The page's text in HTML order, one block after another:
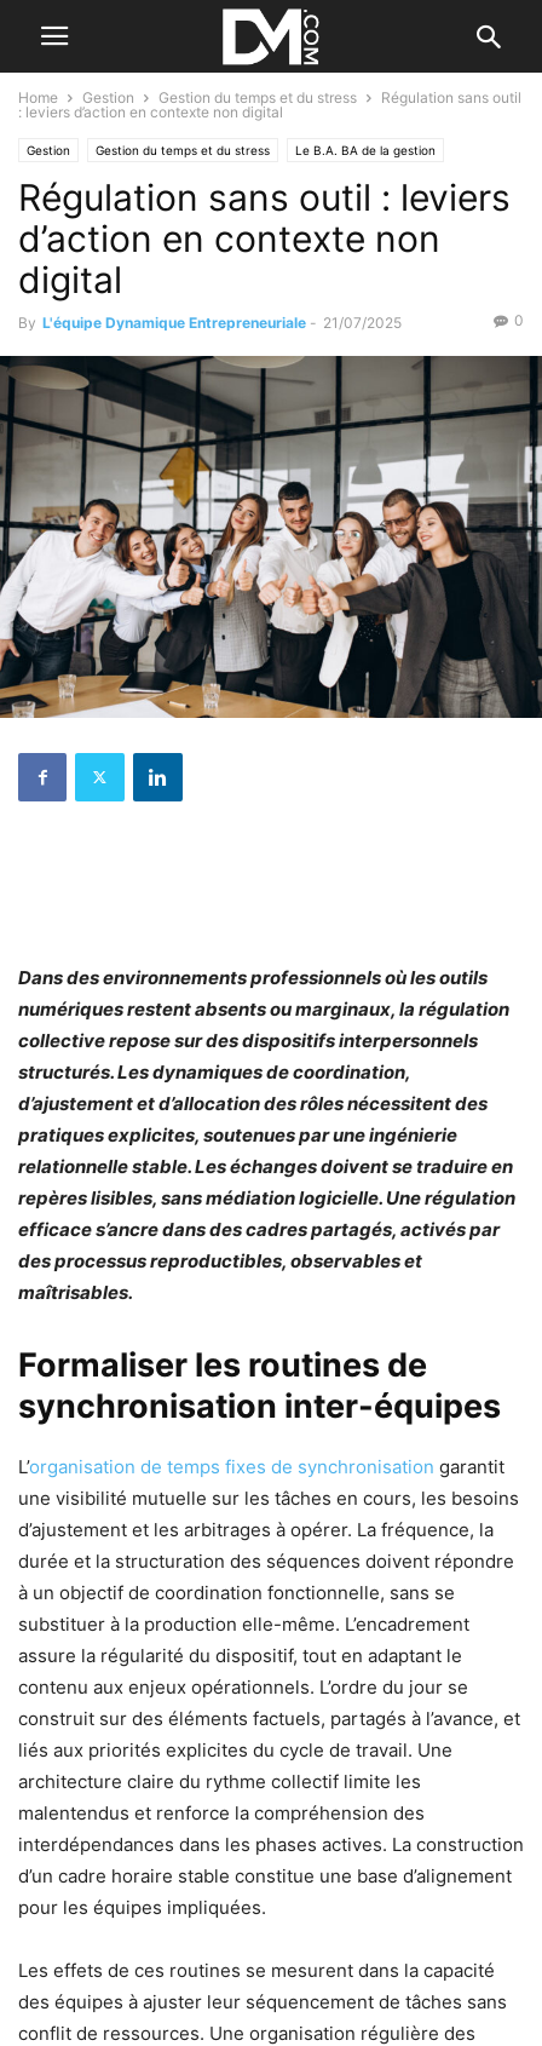
Home Gestion Gestion du temps et du stress
Régulation sans outil
: leviers d’action en contexte non digital
Gestion Gestion du temps et du stress Le B.A. BA de la gestion
Management Le B.A. BA des RH
Régulation sans outil : leviers
d’action en contexte non
digital
By L'équipe Dynamique Entrepreneuriale - 21/07/2025 0
Dans des environnements professionnels où les outils
numériques restent absents ou marginaux, la régulation
collective repose sur des dispositifs interpersonnels
structurés. Les dynamiques de coordination,
d’ajustement et d’allocation des rôles nécessitent des
pratiques explicites, soutenues par une ingénierie
relationnelle stable. Les échanges doivent se traduire en
repères lisibles, sans médiation logicielle. Une régulation
efficace s’ancre dans des cadres partagés, activés par
des processus reproductibles, observables et
maîtrisables.
Formaliser les routines de
synchronisation inter-équipes
L’organisation de temps fixes de synchronisation garantit
une visibilité mutuelle sur les tâches en cours, les besoins
d’ajustement et les arbitrages à opérer. La fréquence, la
durée et la structuration des séquences doivent répondre
à un objectif de coordination fonctionnelle, sans se
substituer à la production elle-même. L’encadrement
assure la régularité du dispositif, tout en adaptant le
contenu aux enjeux opérationnels. L’ordre du jour se
construit sur des éléments factuels, partagés à l’avance, et
liés aux priorités explicites du cycle de travail. Une
architecture claire du rythme collectif limite les
malentendus et renforce la compréhension des
interdépendances dans les phases actives. La construction
d’un cadre horaire stable constitue une base d’alignement
pour les équipes impliquées.
Les effets de ces routines se mesurent dans la capacité
des équipes à ajuster leur séquencement de tâches sans
conflit de ressources. Une organisation régulière des